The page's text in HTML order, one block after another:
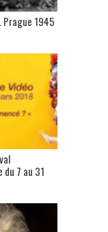
Prague 1945
7 au 31